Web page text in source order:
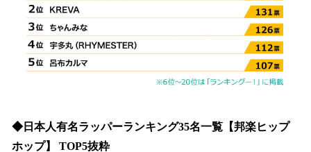
◆日本人有名ラッパーランキング35名一覧【邦楽ヒップ
ホップ】 TOP5抜粋